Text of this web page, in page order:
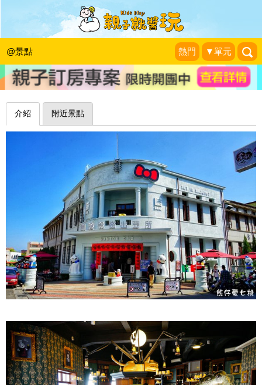
@景點 熱門 ▼單元
喵星人入住小白宮，萌翻貓羅溪～南投
蘿西家族南投稅務出張所
|2019-02-08
介紹 附近景點